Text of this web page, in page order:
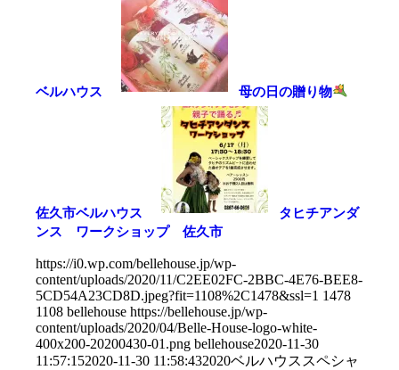
ベルハウス 母の日の贈り物
佐久市ベルハウス
タヒチアンダ
ンス ワークショップ 佐久市
https://i0.wp.com/bellehouse.jp/wp-
content/uploads/2020/11/C2EE02FC-2BBC-4E76-BEE8-
5CD54A23CD8D.jpeg?fit=1108%2C1478&ssl=1 1478
1108 bellehouse https://bellehouse.jp/wp-
content/uploads/2020/04/Belle-House-logo-white-
400x200-20200430-01.png bellehouse2020-11-30
11:57:152020-11-30 11:58:432020ベルハウススペシャ